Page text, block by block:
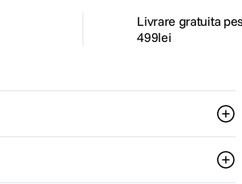
Livrare gratuita
499lei